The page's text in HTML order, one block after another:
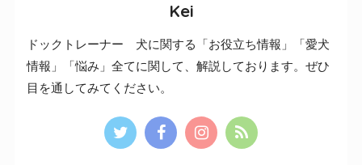
Kei
ドックトレーナー 犬に関する「お役立ち情報」「愛犬
情報」「悩み」全てに関して、解説しております。ぜひ
目を通してみてください。